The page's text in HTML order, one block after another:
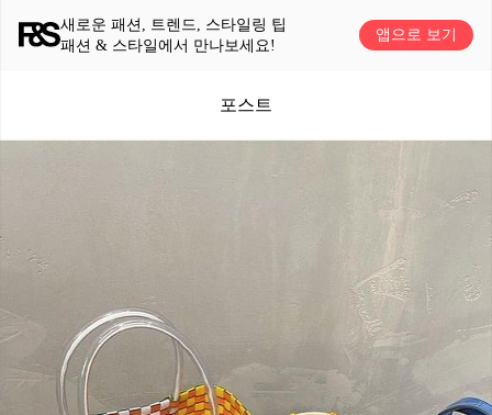
새로운 패션, 트렌드, 스타일링 팁
패션 & 스타일에서 만나보세요!
앱으로 보기
포스트